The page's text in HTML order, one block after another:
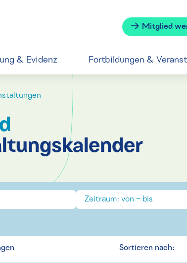
Mitglied
& Evidenz Fortbildungen &
Sortieren nach: